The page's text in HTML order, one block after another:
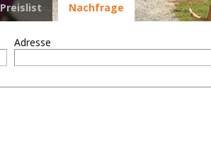
Preislist Nachfrage
Adresse